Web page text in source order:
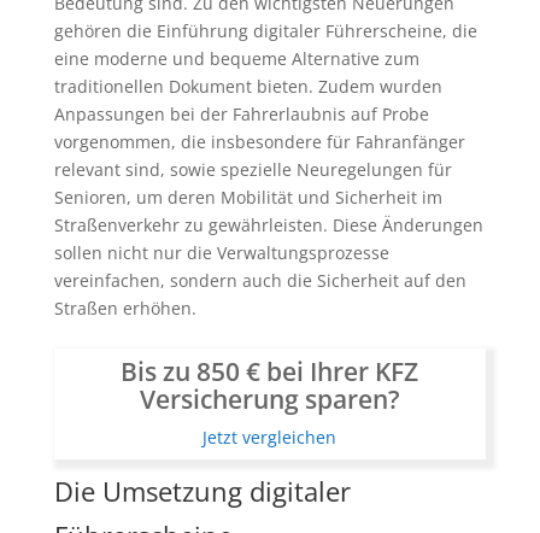
gehören die Einführung digitaler Führerscheine, die
eine moderne und bequeme Alternative zum
traditionellen Dokument bieten. Zudem wurden
Anpassungen bei der Fahrerlaubnis auf Probe
vorgenommen, die insbesondere für Fahranfänger
relevant sind, sowie spezielle Neuregelungen für
Senioren, um deren Mobilität und Sicherheit im
Straßenverkehr zu gewährleisten. Diese Änderungen
sollen nicht nur die Verwaltungsprozesse
vereinfachen, sondern auch die Sicherheit auf den
Straßen erhöhen.
Bis zu 850 € bei Ihrer KFZ
Versicherung sparen?
Jetzt vergleichen
Die Umsetzung digitaler